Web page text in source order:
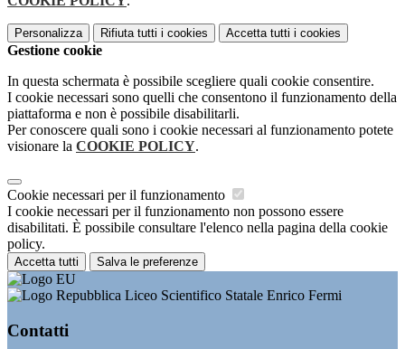
Personalizza Rifiuta tutti i cookies Accetta tutti i cookies
Gestione cookie
In questa schermata è possibile scegliere quali cookie consentire.
I cookie necessari sono quelli che consentono il funzionamento della
piattaforma e non è possibile disabilitarli.
Per conoscere quali sono i cookie necessari al funzionamento potete
visionare la COOKIE POLICY.
Cookie necessari per il funzionamento
I cookie necessari per il funzionamento non possono essere
disabilitati. È possibile consultare l'elenco nella pagina della cookie
policy.
Accetta tutti Salva le preferenze
Liceo Scientifico Statale Enrico Fermi
Contatti